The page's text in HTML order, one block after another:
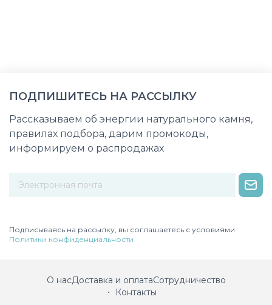
ПОДПИШИТЕСЬ НА РАССЫЛКУ
Рассказываем об энергии натурального камня,
правилах подбора, дарим промокоды,
информируем о распродажах
Подписываясь на рассылку, вы соглашаетесь с условиями
Политики конфиденциальности
О насДоставка и оплатаСотрудничество
Контакты